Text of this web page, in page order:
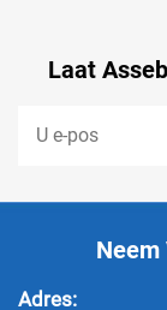
Laat
Adres: